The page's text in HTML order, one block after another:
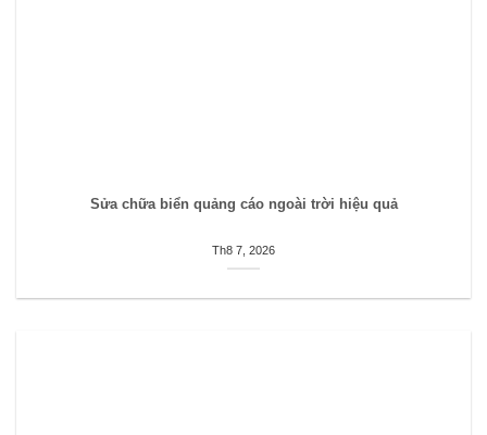
Sửa chữa biển quảng cáo ngoài trời hiệu quả
Th8 7, 2026